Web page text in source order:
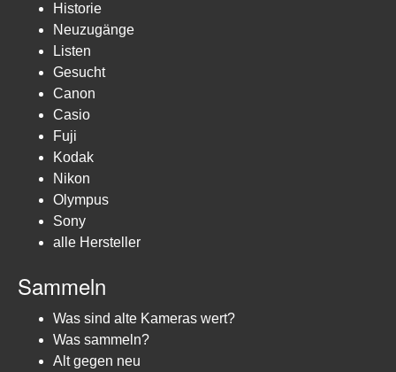
Historie
Neuzugänge
Listen
Gesucht
Canon
Casio
Fuji
Kodak
Nikon
Olympus
Sony
alle Hersteller
Sammeln
Was sind alte Kameras wert?
Was sammeln?
Alt gegen neu